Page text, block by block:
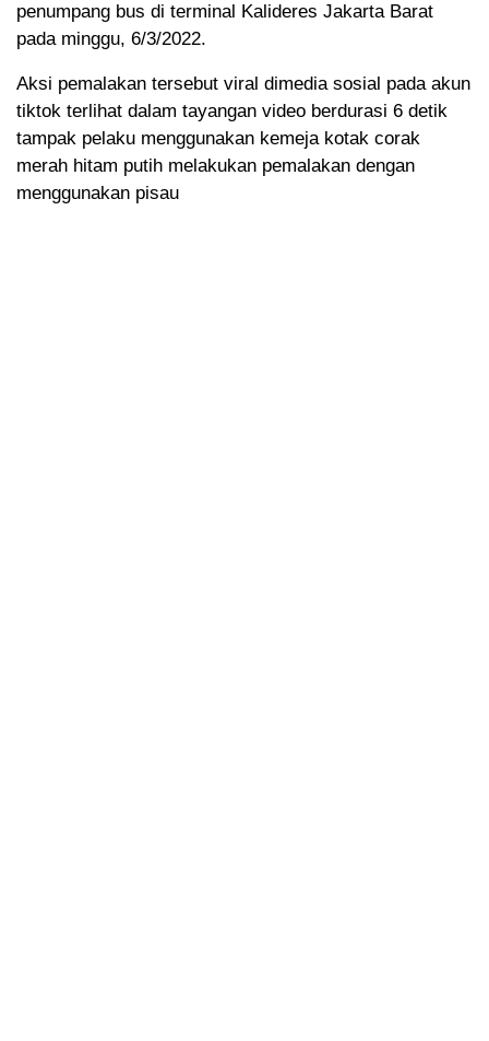
penumpang bus di terminal Kalideres Jakarta Barat
pada minggu, 6/3/2022.
Aksi pemalakan tersebut viral dimedia sosial pada akun
tiktok terlihat dalam tayangan video berdurasi 6 detik
tampak pelaku menggunakan kemeja kotak corak
merah hitam putih melakukan pemalakan dengan
menggunakan pisau